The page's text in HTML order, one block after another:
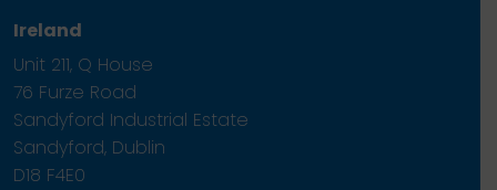
Ireland
Unit 211, Q House
76 Furze Road
Sandyford Industrial Estate
Sandyford, Dublin
D18 F4E0